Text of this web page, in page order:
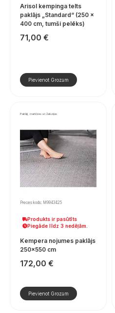
Arisol kempinga telts
paklājs „Standard“ (250 ×
400 cm, tumši pelēks)
71,00 €
Pievienot Grozam
Paklāji, markīzes un žalūzijas
Preces kods: M9943425
Produkts ir pasūtīts
Piegāde līdz 3 nedēļām.
Kempera nojumes paklājs
250×550 cm
172,00 €
Pievienot Grozam